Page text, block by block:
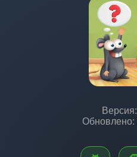
Версия:
Обновлено: